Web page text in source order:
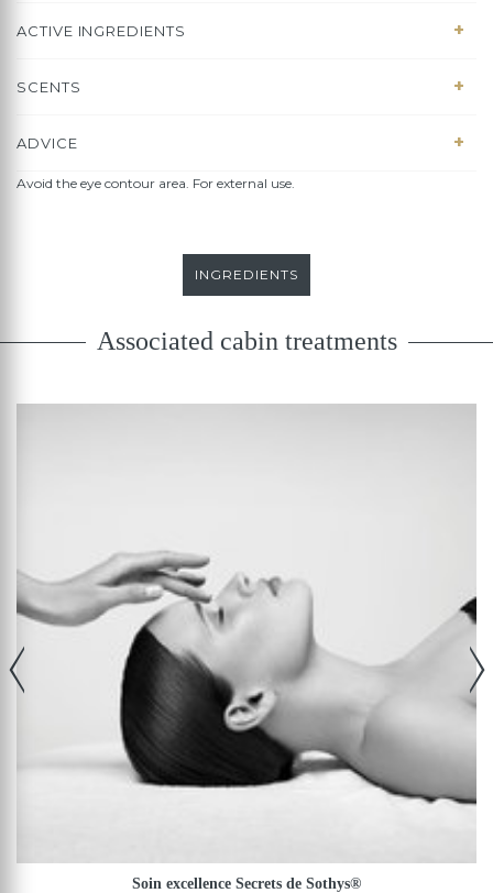
ACTIVE INGREDIENTS
SCENTS
ADVICE
Avoid the eye contour area. For external use.
INGREDIENTS
Associated cabin treatments
Soin excellence Secrets de Sothys®